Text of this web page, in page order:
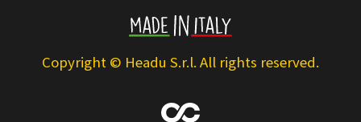
Copyright © Headu S.r.l. All rights reserved.